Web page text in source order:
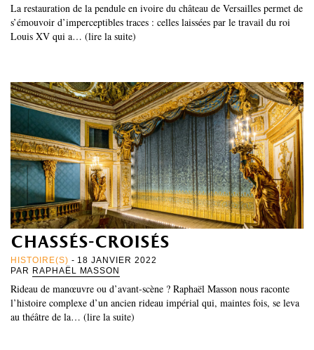
La restauration de la pendule en ivoire du château de Versailles permet de
s’émouvoir d’imperceptibles traces : celles laissées par le travail du roi
Louis XV qui a… (lire la suite)
chassés-croisés
HISTOIRE(S) - 18 JANVIER 2022
PAR RAPHAËL MASSON
Rideau de manœuvre ou d’avant-scène ? Raphaël Masson nous raconte
l’histoire complexe d’un ancien rideau impérial qui, maintes fois, se leva
au théâtre de la… (lire la suite)